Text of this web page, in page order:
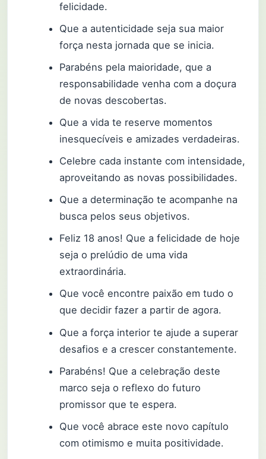
felicidade.
Que a autenticidade seja sua maior
força nesta jornada que se inicia.
Parabéns pela maioridade, que a
responsabilidade venha com a doçura
de novas descobertas.
Que a vida te reserve momentos
inesquecíveis e amizades verdadeiras.
Celebre cada instante com intensidade,
aproveitando as novas possibilidades.
Que a determinação te acompanhe na
busca pelos seus objetivos.
Feliz 18 anos! Que a felicidade de hoje
seja o prelúdio de uma vida
extraordinária.
Que você encontre paixão em tudo o
que decidir fazer a partir de agora.
Que a força interior te ajude a superar
desafios e a crescer constantemente.
Parabéns! Que a celebração deste
marco seja o reflexo do futuro
promissor que te espera.
Que você abrace este novo capítulo
com otimismo e muita positividade.